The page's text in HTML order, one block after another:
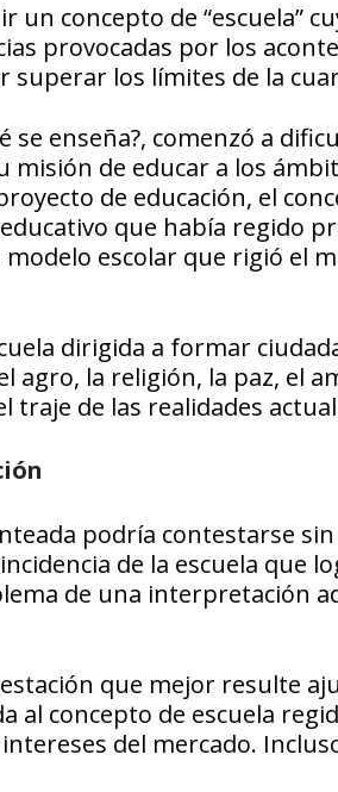
un concepto de “escuela”
provocadas por los
los límites de la
se enseña?, comenzó a
misión de educar a los
de educación, el
que había regido
escolar que rigió el
dirigida a formar
agro, la religión, la paz, el
de las realidades
podría contestarse
de la escuela que
de una interpretación
que mejor resulte
al concepto de escuela
del mercado.